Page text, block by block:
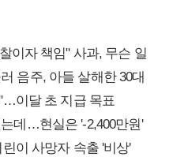
이자 책임" 사과, 무슨 일
음주, 아들 살해한 30대
이달 초 지급 목표
데…현실은 '-2,400만원'
이 사망자 속출 '비상'